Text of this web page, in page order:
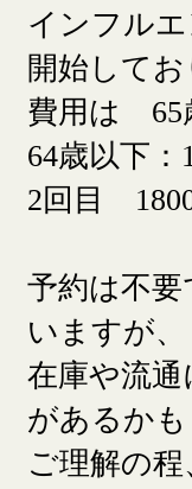
インフル
開始してお
費用は 65
64歳以下
2回目
予約は不
いますが、
在庫や流
があるかも
ご理解の